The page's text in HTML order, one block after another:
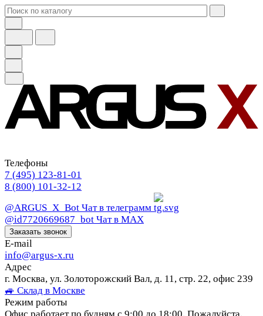
Телефоны
7 (495) 123-81-01
8 (800) 101-32-12
@ARGUS_X_Bot Чат в телеграмм
@id7720669687_bot Чат в МАХ
Заказать звонок
E-mail
info@argus-x.ru
Адрес
г. Москва, ул. Золоторожский Вал, д. 11, стр. 22, офис 239
🚙 Склад в Москве
Режим работы
Офис работает по будням с 9:00 до 18:00. Пожалуйста,